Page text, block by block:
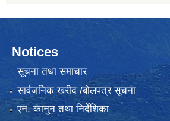
Notices
सूचना तथा समाचार
सार्वजनिक खरीद /बोलपत्र सूचना
एन, कानुन तथा निर्देशिका